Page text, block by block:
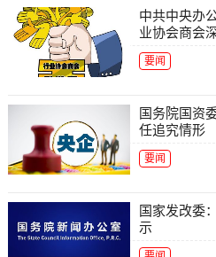
中共中央办
业协会商会
要闻
国务院国资
任追究情形
要闻
国家发改委
示